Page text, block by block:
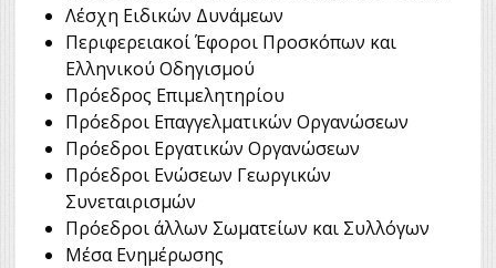
Λέσχη Ειδικών Δυνάμεων
Περιφερειακοί Έφοροι Προσκόπων και
Ελληνικού Οδηγισμού
Πρόεδρος Επιμελητηρίου
Πρόεδροι Επαγγελματικών Οργανώσεων
Πρόεδροι Εργατικών Οργανώσεων
Πρόεδροι Ενώσεων Γεωργικών
Συνεταιρισμών
Πρόεδροι άλλων Σωματείων και Συλλόγων
Μέσα Ενημέρωσης